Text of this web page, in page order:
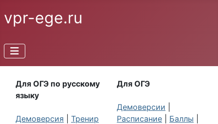
vpr-ege.ru
Для ОГЭ по русскому
языку
Демоверсия
Тренир
Для ОГЭ
Демоверсии
Расписание
Баллы